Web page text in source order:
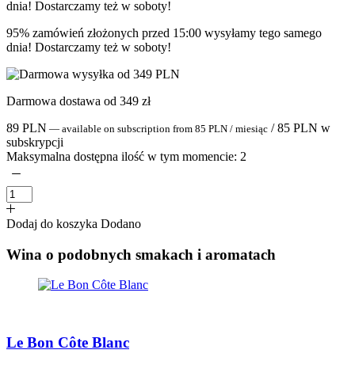
95% zamówień złożonych przed 15:00 wysyłamy tego samego
dnia! Dostarczamy też w soboty!
Darmowa dostawa od 349 zł
89 PLN — available on subscription from 85 PLN / miesiąc /85 PLN w
subskrypcji
Maksymalna dostępna ilość w tym momencie: 2
Dodaj do koszyka Dodano
Wina o podobnych smakach i aromatach
Le Bon Côte Blanc